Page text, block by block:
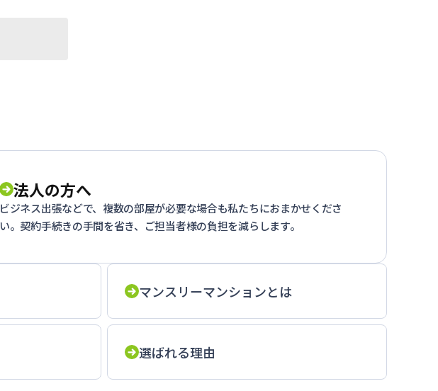
法人の方へ
ビジネス出張などで、複数の部屋が必要な場合も私たちにおまかせくださ
い。契約手続きの手間を省き、ご担当者様の負担を減らします。
マンスリーマンションとは
選ばれる理由